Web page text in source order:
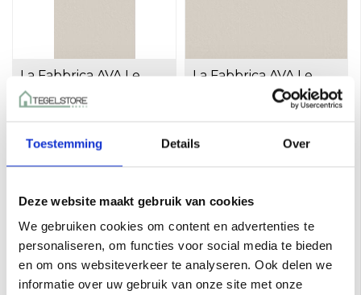
Toestemming Details Over
Deze website maakt gebruik van cookies
We gebruiken cookies om content en advertenties te
personaliseren, om functies voor social media te bieden
en om ons websiteverkeer te analyseren. Ook delen we
informatie over uw gebruik van onze site met onze
La Fabbrica AVA Le
Malte 198022 60x120
Ivory a 1,44 m²
€51,00 per M²
Toevoegen aan winkelwagen
La Fabbrica AVA Le
Malte 198032 80x80
Ivory a 1,28 m²
€42,00 per M²
Toevoegen aan winkelwagen